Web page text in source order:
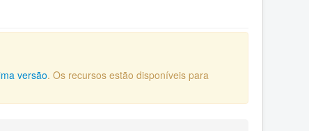
versão. Os recursos estão disponíveis para